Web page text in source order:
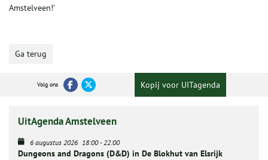
Amstelveen!’
Ga terug
Volg ons Kopij voor UITagenda
UitAgenda Amstelveen
6 augustus 2026 18:00-22:00
Dungeons and Dragons (D&D) in De Blokhut van Elsrijk